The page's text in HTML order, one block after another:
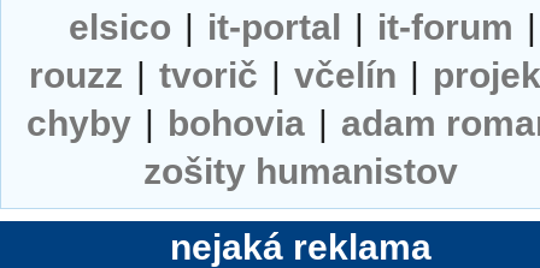
elsico | it-portal | it-forum |
rouzz | tvorič | včelín |
chyby | bohovia | adam
zošity humanistov
nejaká reklama